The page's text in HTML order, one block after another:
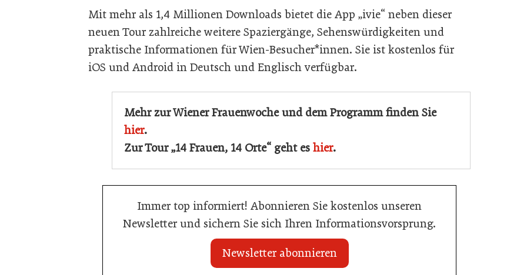
Mit mehr als 1,4 Millionen Downloads bietet die App „ivie“ neben dieser
neuen Tour zahlreiche weitere Spaziergänge, Sehenswürdigkeiten und
praktische Informationen für Wien-Besucher*innen. Sie ist kostenlos für
iOS und Android in Deutsch und Englisch verfügbar.
Mehr zur Wiener Frauenwoche und dem Programm finden Sie
hier.
Zur Tour „14 Frauen, 14 Orte“ geht es hier.
Immer top informiert! Abonnieren Sie kostenlos unseren
Newsletter und sichern Sie sich Ihren Informationsvorsprung.
Newsletter abonnieren